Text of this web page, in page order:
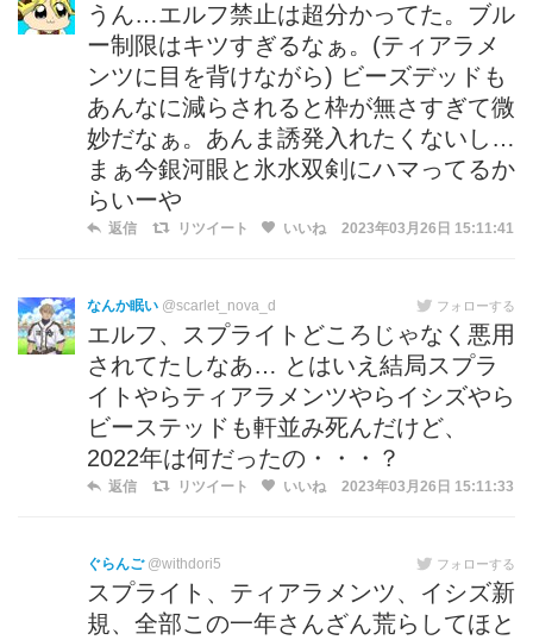
うん…エルフ禁止は超分かってた。ブル
ー制限はキツすぎるなぁ。(ティアラメ
ンツに目を背けながら) ビーズデッドも
あんなに減らされると枠が無さすぎて微
妙だなぁ。あんま誘発入れたくないし…
まぁ今銀河眼と氷水双剣にハマってるか
らいーや
返信 リツイート いいね 2023年03月26日 15:11:41
なんか眠い @scarlet_nova_d フォローする
エルフ、スプライトどころじゃなく悪用
されてたしなあ… とはいえ結局スプラ
イトやらティアラメンツやらイシズやら
ビーステッドも軒並み死んだけど、
2022年は何だったの・・・？
返信 リツイート いいね 2023年03月26日 15:11:33
ぐらんご @withdori5 フォローする
スプライト、ティアラメンツ、イシズ新
規、全部この一年さんざん荒らしてほと